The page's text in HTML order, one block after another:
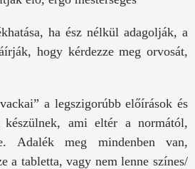
ha ész nélkül adagolják, a
hogy kérdezze meg orvosát,
a legszigorúbb előírások és
készülnek, ami eltér a normától,
Adalék meg mindenben van,
a tabletta, vagy nem lenne színes/